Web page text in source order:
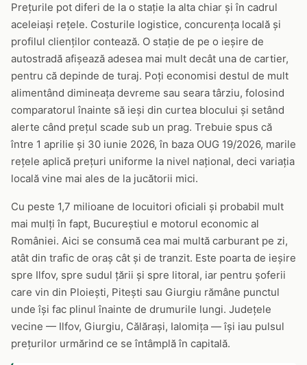
Prețurile pot diferi de la o stație la alta chiar și în cadrul
aceleiași rețele. Costurile logistice, concurența locală și
profilul clienților contează. O stație de pe o ieșire de
autostradă afișează adesea mai mult decât una de cartier,
pentru că depinde de turaj. Poți economisi destul de mult
alimentând dimineața devreme sau seara târziu, folosind
comparatorul înainte să ieși din curtea blocului și setând
alerte când prețul scade sub un prag. Trebuie spus că
între 1 aprilie și 30 iunie 2026, în baza OUG 19/2026, marile
rețele aplică prețuri uniforme la nivel național, deci variația
locală vine mai ales de la jucătorii mici.
Cu peste 1,7 milioane de locuitori oficiali și probabil mult
mai mulți în fapt, Bucureștiul e motorul economic al
României. Aici se consumă cea mai multă carburant pe zi,
atât din trafic de oraș cât și de tranzit. Este poarta de ieșire
spre Ilfov, spre sudul țării și spre litoral, iar pentru șoferii
care vin din Ploiești, Pitești sau Giurgiu rămâne punctul
unde își fac plinul înainte de drumurile lungi. Județele
vecine — Ilfov, Giurgiu, Călărași, Ialomița — își iau pulsul
prețurilor urmărind ce se întâmplă în capitală.